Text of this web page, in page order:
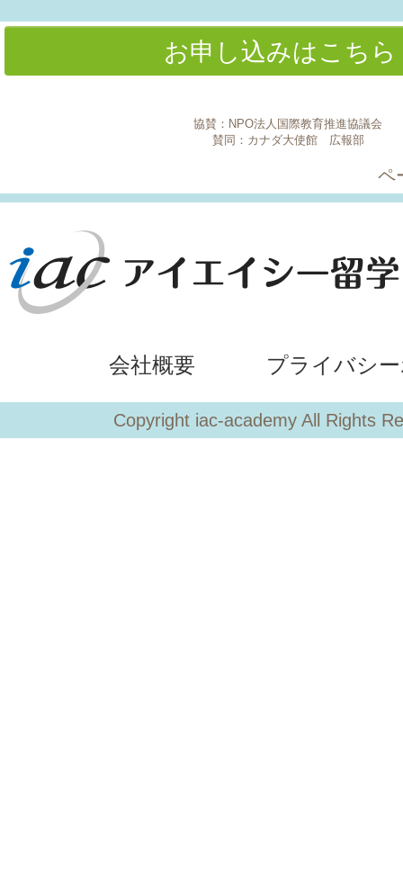
お申し込みはこちら
協賛：NPO法人国際教育推進協議会
賛同：カナダ大使館 広報部
ペ
会社概要 プライバシ
Copyright iac-academy All Rights